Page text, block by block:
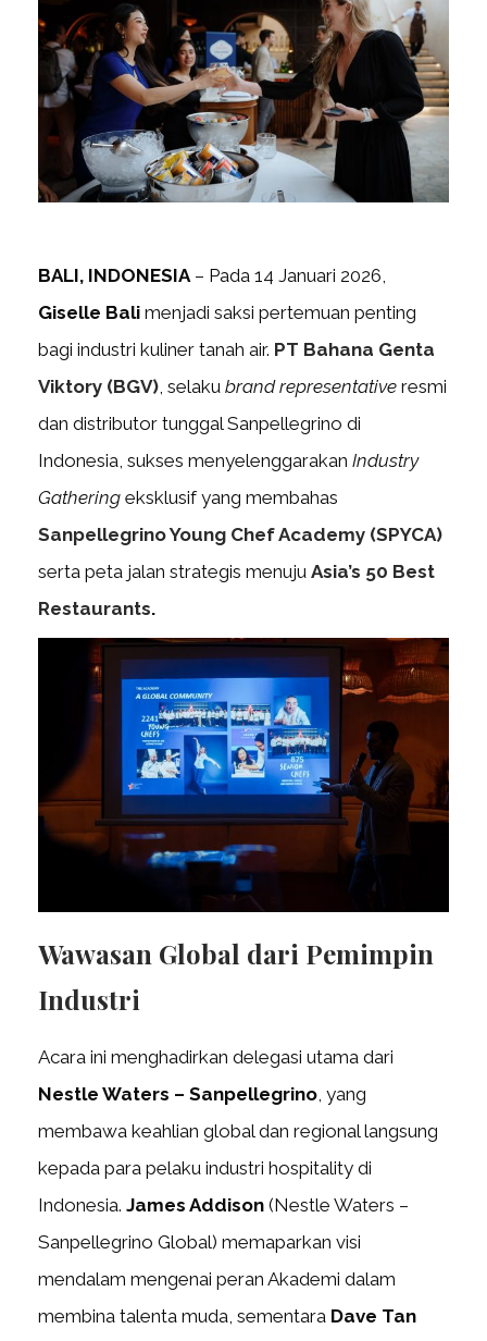
BALI, INDONESIA– Pada 14 Januari 2026,
Giselle Bali menjadi saksi pertemuan penting
bagi industri kuliner tanah air. PT Bahana Genta
Viktory (BGV), selaku brand representative resmi
dan distributor tunggal Sanpellegrino di
Indonesia, sukses menyelenggarakan Industry
Gathering eksklusif yang membahas
Sanpellegrino Young Chef Academy (SPYCA)
serta peta jalan strategis menuju Asia’s 50 Best
Restaurants.
Wawasan Global dari Pemimpin
Industri
Acara ini menghadirkan delegasi utama dari
Nestle Waters – Sanpellegrino, yang
membawa keahlian global dan regional langsung
kepada para pelaku industri hospitality di
Indonesia. James Addison (Nestle Waters –
Sanpellegrino Global) memaparkan visi
mendalam mengenai peran Akademi dalam
membina talenta muda, sementara Dave Tan